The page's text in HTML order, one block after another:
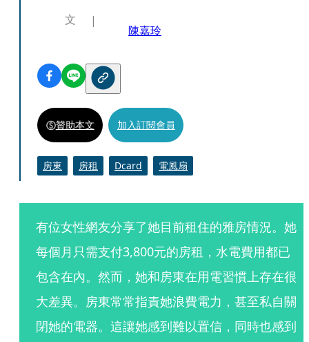
文
陳嘉玲
贊助本文 加入訂閱會員
房東 房租 Dcard 電風扇
有位女性網友分享了她目前租住的雅房情況。她
每個月只需支付3,800元的房租，水電費用都已
包含在內。然而，她和房東在用電習慣上存在很
大差異。房東常常指責她浪費電力，甚至私自關
閉她的電器。這讓她感到難以置信，同時也感到